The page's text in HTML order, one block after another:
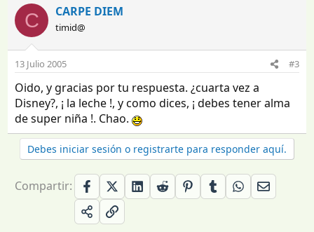
C CARPE DIEM
timid@
13 Julio 2005 #3
Oido, y gracias por tu respuesta. ¿cuarta vez a
Disney?, ¡ la leche !, y como dices, ¡ debes tener alma
de super niña !. Chao.
Debes iniciar sesión o registrarte para responder aquí.
Compartir: